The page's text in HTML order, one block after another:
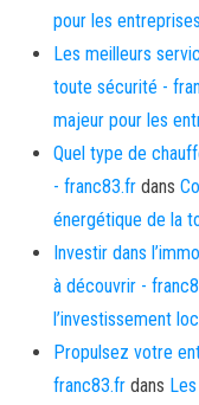
pour les
Les meilleurs
toute sécurité -
majeur pour les
Quel type de
- franc83.fr dans
énergétique de la
Investir dans
à découvrir -
l’investissement
Propulsez votre
franc83.fr dans